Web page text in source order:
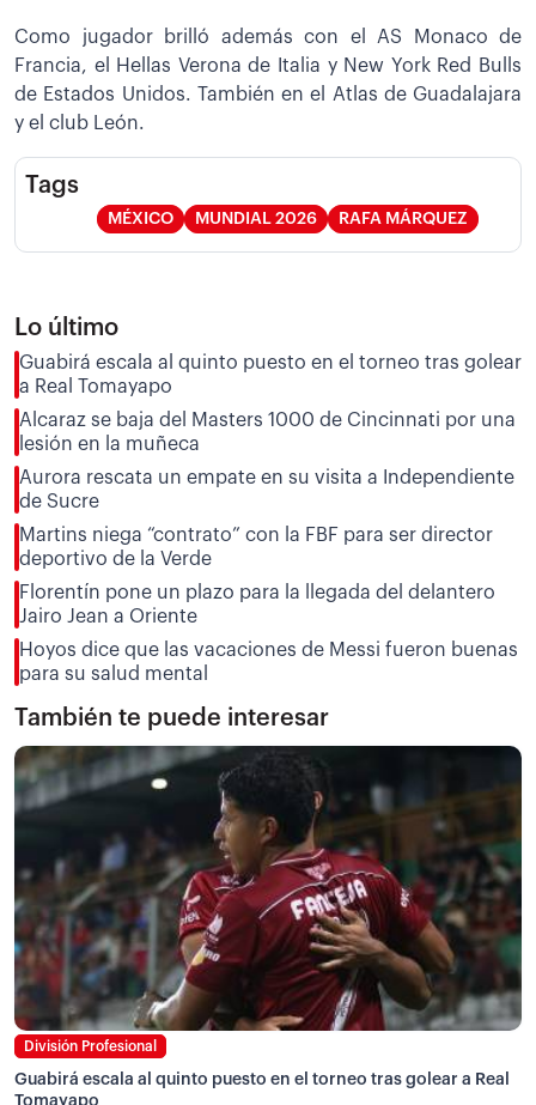
Como jugador brilló además con el AS Monaco de
Francia, el Hellas Verona de Italia y New York Red Bulls
de Estados Unidos. También en el Atlas de Guadalajara
y el club León.
Tags
MÉXICO MUNDIAL 2026 RAFA MÁRQUEZ
Lo último
Guabirá escala al quinto puesto en el torneo tras golear
a Real Tomayapo
Alcaraz se baja del Masters 1000 de Cincinnati por una
lesión en la muñeca
Aurora rescata un empate en su visita a Independiente
de Sucre
Martins niega “contrato” con la FBF para ser director
deportivo de la Verde
Florentín pone un plazo para la llegada del delantero
Jairo Jean a Oriente
Hoyos dice que las vacaciones de Messi fueron buenas
para su salud mental
También te puede interesar
División Profesional
Guabirá escala al quinto puesto en el torneo tras golear a Real
Tomayapo